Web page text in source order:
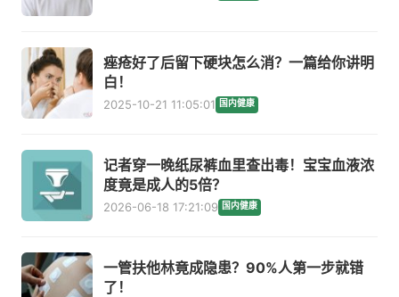
痤疮好了后留下硬块怎么消？一篇给你讲明
白！
2025-10-21 11:05:01 国内健康
记者穿一晚纸尿裤血里查出毒！宝宝血液浓
度竟是成人的5倍？
2026-06-18 17:21:09 国内健康
一管扶他林竟成隐患？90%人第一步就错
了！